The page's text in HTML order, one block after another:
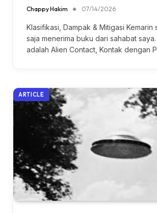
Chappy Hakim 07/14/2026
Klasifikasi, Dampak & Mitigasi Kemarin
saja menerima buku dari sahabat
adalah Alien Contact, Kontak dengan
ARTICLE